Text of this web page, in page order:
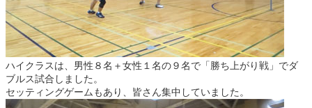
ハイクラスは、男性８名＋女性１名の９名で「勝ち上がり戦」でダ
ブルス試合しました。
セッティングゲームもあり、皆さん集中していました。